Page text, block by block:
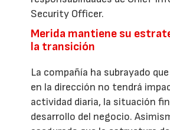
Security Officer.
Merida mantiene su
la transición
La compañía ha subrayado
en la dirección no tendrá
actividad diaria, la situación
desarrollo del negocio.